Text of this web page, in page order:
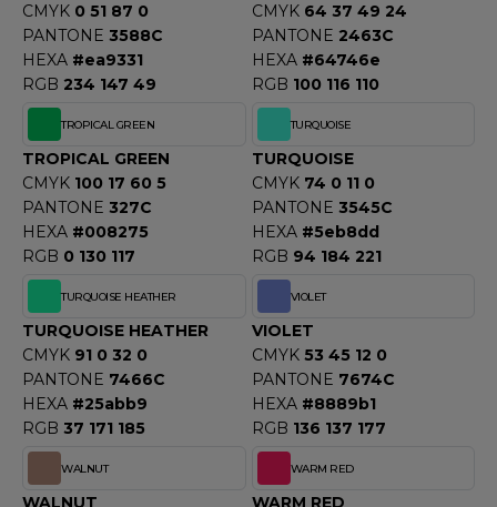
CMYK 0 51 87 0
PANTONE 3588C
HEXA #ea9331
RGB 234 147 49
CMYK 64 37 49 24
PANTONE 2463C
HEXA #64746e
RGB 100 116 110
TROPICAL GREEN
TROPICAL GREEN
CMYK 100 17 60 5
PANTONE 327C
HEXA #008275
RGB 0 130 117
TURQUOISE
TURQUOISE
CMYK 74 0 11 0
PANTONE 3545C
HEXA #5eb8dd
RGB 94 184 221
TURQUOISE HEATHER
TURQUOISE HEATHER
CMYK 91 0 32 0
PANTONE 7466C
HEXA #25abb9
RGB 37 171 185
VIOLET
VIOLET
CMYK 53 45 12 0
PANTONE 7674C
HEXA #8889b1
RGB 136 137 177
WALNUT
WALNUT
WARM RED
WARM RED